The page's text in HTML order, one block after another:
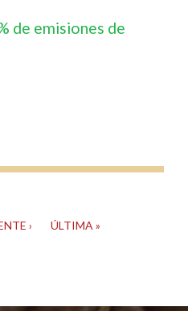
de emisiones de
› ÚLTIMA »